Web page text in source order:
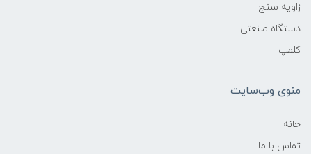
زاویه سنج
دستگاه صنعتی
کلمپ
منوی وب‌سایت
خانه
تماس با ما